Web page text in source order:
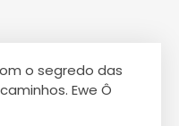
o segredo das
Ewe Ô